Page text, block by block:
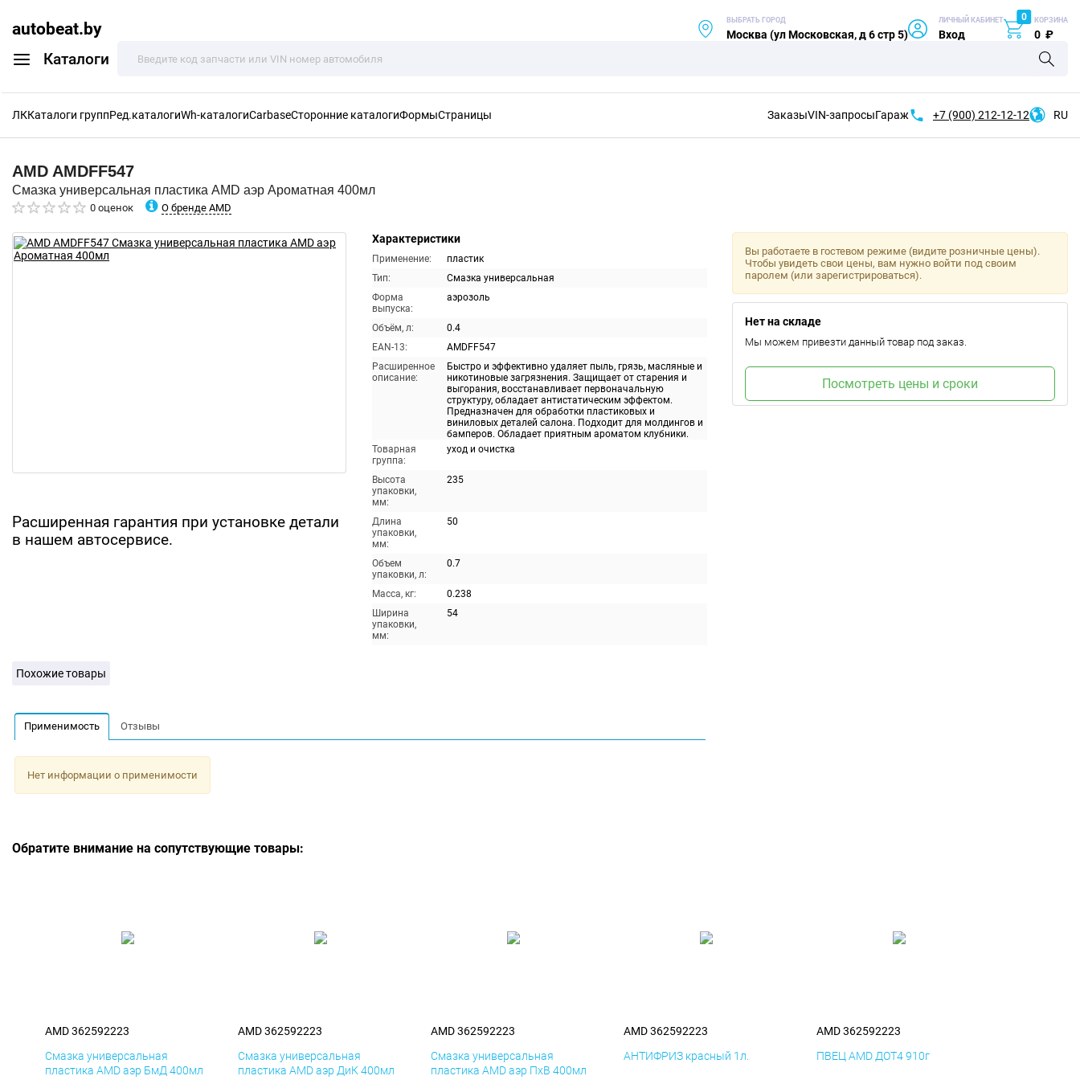
autobeat.by
Каталоги
ВЫБРАТЬ ГОРОД
Москва (ул Московская, д 6 стр 5)
ЛИЧНЫЙ КАБИНЕТ
Вход
0 КОРЗИНА
0 ₽
ЛККаталоги группРед.каталогиWh-каталогиCarbaseСторонние каталогиФормыСтраницы ЗаказыVIN-запросыГараж +7 (900) 212-12-12 RU
AMD AMDFF547
Смазка универсальная пластика AMD аэр Ароматная 400мл
0 оценок О бренде AMD
Расширенная гарантия при установке детали
в нашем автосервисе.
Характеристики
Применение:
пластик
Тип:
Смазка универсальная
Форма
выпуска:
аэрозоль
Объём, л:
0.4
EAN-13:
AMDFF547
Расширенное
описание:
Быстро и эффективно удаляет пыль, грязь, масляные и
никотиновые загрязнения. Защищает от старения и
выгорания, восстанавливает первоначальную
структуру, обладает антистатическим эффектом.
Предназначен для обработки пластиковых и
виниловых деталей салона. Подходит для молдингов и
бамперов. Обладает приятным ароматом клубники.
Товарная
группа:
уход и очистка
Высота
упаковки,
мм:
235
Длина
упаковки,
мм:
50
Объем
упаковки, л:
0.7
Масса, кг:
0.238
Ширина
упаковки,
мм:
54
Вы работаете в гостевом режиме (видите розничные цены).
Чтобы увидеть свои цены, вам нужно войти под своим
паролем (или зарегистрироваться).
Нет на складе
Мы можем привезти данный товар под заказ.
Посмотреть цены и сроки
Похожие товары
Применимость Отзывы
Нет информации о применимости
Обратите внимание на сопутствующие товары:
AMD 362592223
Смазка универсальная
пластика AMD аэр БмД 400мл
AMD 362592223
Смазка универсальная
пластика AMD аэр ДиК 400мл
AMD 362592223
Смазка универсальная
пластика AMD аэр ПхВ 400мл
AMD 362592223
АНТИФРИЗ красный 1л.
AMD 362592223
ПВЕЦ AMD ДОТ4 910г